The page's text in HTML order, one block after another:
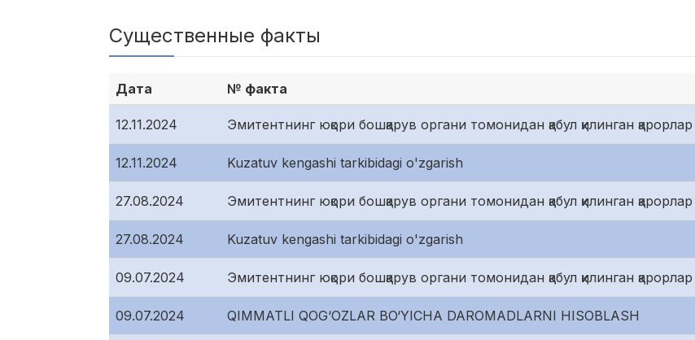
Существенные факты
Дата № факта
12.11.2024 Эмитентнинг юқори бошқарув органи томонидан қабул қилинган қарорлар
12.11.2024 Kuzatuv kengashi tarkibidagi o'zgarish
27.08.2024 Эмитентнинг юқори бошқарув органи томонидан қабул қилинган қарорлар
27.08.2024 Kuzatuv kengashi tarkibidagi o'zgarish
09.07.2024 Эмитентнинг юқори бошқарув органи томонидан қабул қилинган қарорлар
09.07.2024 QIMMATLI QOG‘OZLAR BO‘YICHA DAROMADLARNI HISOBLASH